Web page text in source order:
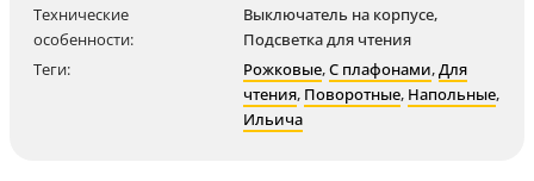
Технические
особенности:
Выключатель на корпусе,
Подсветка для чтения
Теги:
Рожковые,С плафонами,Для
чтения, Поворотные, Напольные,
Ильича